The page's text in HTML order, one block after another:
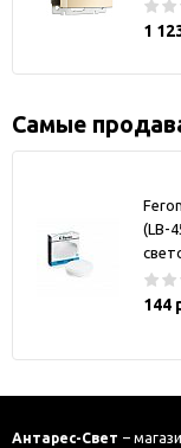
1
Самые
(LB-
144
Антарес-Свет –